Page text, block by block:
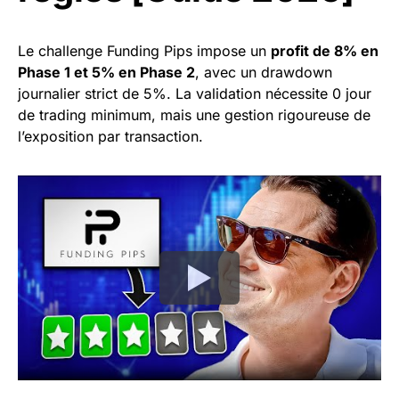
Le challenge Funding Pips impose un profit de 8% en
Phase 1 et 5% en Phase 2, avec un drawdown
journalier strict de 5%. La validation nécessite 0 jour
de trading minimum, mais une gestion rigoureuse de
l’exposition par transaction.